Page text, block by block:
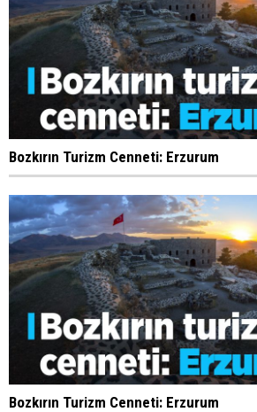
Bozkırın Turizm Cenneti: Erzurum
Bozkırın Turizm Cenneti: Erzurum